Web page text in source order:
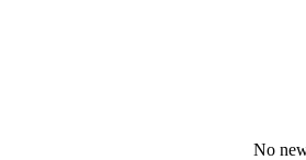
No